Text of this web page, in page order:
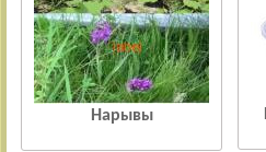
Нарывы